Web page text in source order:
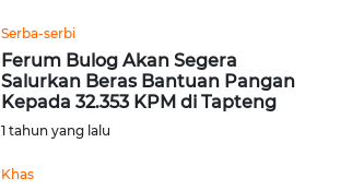
Serba-serbi
Ferum Bulog Akan Segera
Salurkan Beras Bantuan Pangan
Kepada 32.353 KPM di Tapteng
1 tahun yang lalu
Khas